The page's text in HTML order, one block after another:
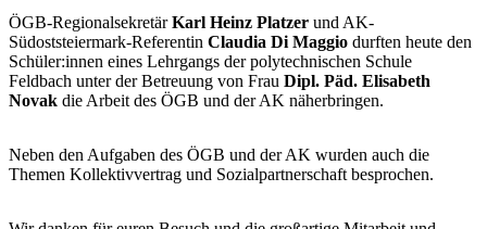
ÖGB-RegionalsekretärKarl Heinz Platzer und AK-
Südoststeiermark-Referentin Claudia Di Maggio durften heute den
Schüler:innen eines Lehrgangs der polytechnischen Schule
Feldbach unter der Betreuung von Frau Dipl. Päd. Elisabeth
Novak die Arbeit des ÖGB und der AK näherbringen.
Neben den Aufgaben des ÖGB und der AK wurden auch die
Themen Kollektivvertrag und Sozialpartnerschaft besprochen.